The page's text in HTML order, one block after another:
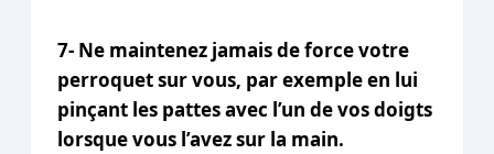
7- Ne maintenez jamais de force votre
perroquet sur vous, par exemple en lui
pinçant les pattes avec l’un de vos doigts
lorsque vous l’avez sur la main.